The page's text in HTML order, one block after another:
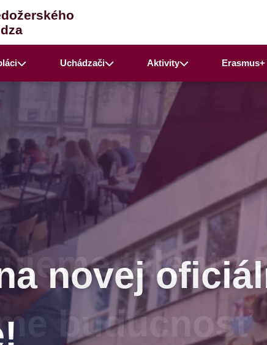
Uchádzači Aktivity Erasmus+
talenty
budúcnosť